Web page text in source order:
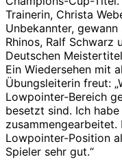
Trainerin, Christa
Unbekannter,
Rhinos, Ralf Schwarz
Deutschen
Ein Wiedersehen mit
Übungsleiterin freut:
Lowpointer-Bereich
besetzt sind. Ich
Lowpointer-Position
Spieler sehr gut.“